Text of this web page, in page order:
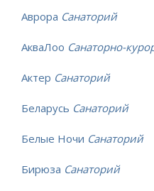
Аврора Санаторий
АкваЛоо Санаторно-
Актер Санаторий
Беларусь Санаторий
Белые Ночи Санаторий
Бирюза Санаторий